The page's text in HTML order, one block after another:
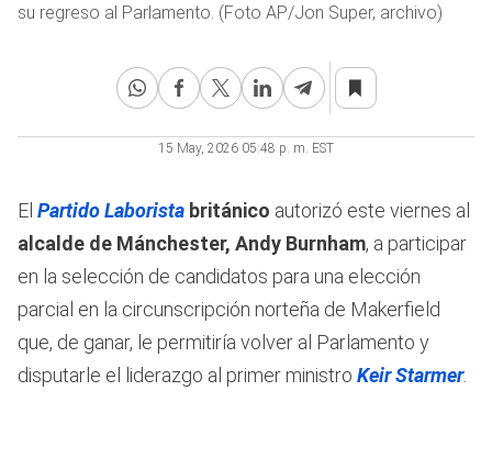
su regreso al Parlamento. (Foto AP/Jon Super, archivo)
15 May, 2026 05:48 p. m. EST
El Partido Laborista británico autorizó este viernes al
alcalde de Mánchester, Andy Burnham, a participar
en la selección de candidatos para una elección
parcial en la circunscripción norteña de Makerfield
que, de ganar, le permitiría volver al Parlamento y
disputarle el liderazgo al primer ministro Keir Starmer.